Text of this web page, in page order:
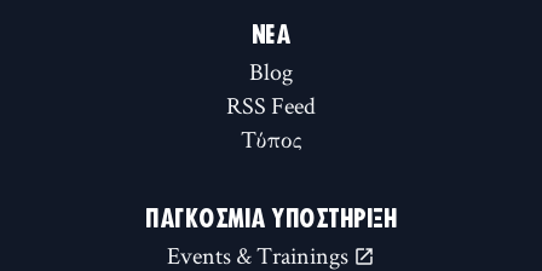
ΝΈΑ
Blog
RSS Feed
Τύπος
ΠΑΓΚΌΣΜΙΑ ΥΠΟΣΤΉΡΙΞΗ
Events & Trainings